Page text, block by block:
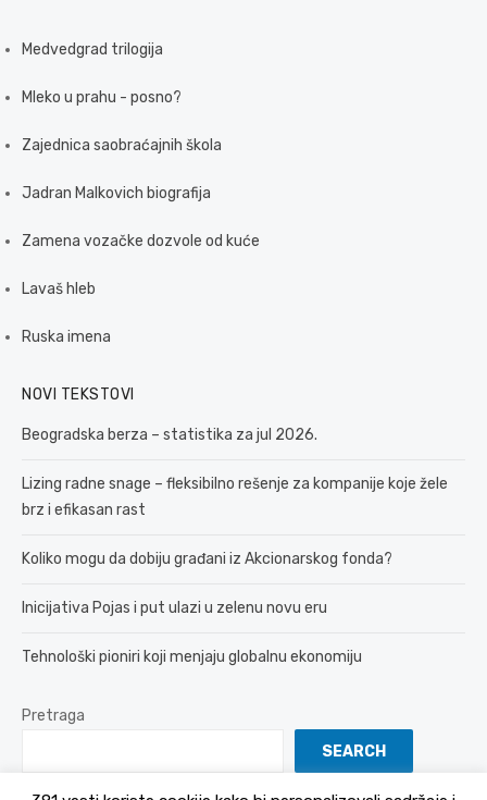
Medvedgrad trilogija
Mleko u prahu - posno?
Zajednica saobraćajnih škola
Jadran Malkovich biografija
Zamena vozačke dozvole od kuće
Lavaš hleb
Ruska imena
NOVI TEKSTOVI
Beogradska berza – statistika za jul 2026.
Lizing radne snage – fleksibilno rešenje za kompanije koje žele
brz i efikasan rast
Koliko mogu da dobiju građani iz Akcionarskog fonda?
Inicijativa Pojas i put ulazi u zelenu novu eru
Tehnološki pioniri koji menjaju globalnu ekonomiju
Pretraga
SEARCH